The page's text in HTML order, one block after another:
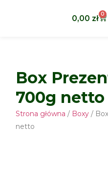
0,00 zł 0
Box
700g netto
Strona główna / Boxy /
netto